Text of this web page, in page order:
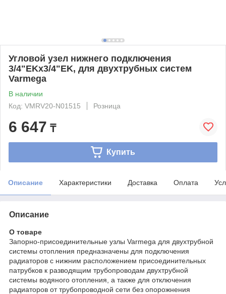
Угловой узел нижнего подключения
3/4"EKх3/4"EK, для двухтрубных систем
Varmega
В наличии
Код: VMRV20-N01515
Розница
6 647 ₸
Купить
Описание Характеристики Доставка Оплата
Описание
О товаре
Запорно-присоединительные узлы Varmega для двухтрубной
системы отопления предназначены для подключения
радиаторов с нижним расположением присоединительных
патрубков к разводящим трубопроводам двухтрубной
системы водяного отопления, а также для отключения
радиаторов от трубопроводной сети без опорожнения